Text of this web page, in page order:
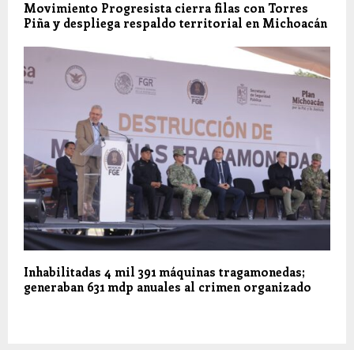
Movimiento Progresista cierra filas con Torres
Piña y despliega respaldo territorial en Michoacán
Inhabilitadas 4 mil 391 máquinas tragamonedas;
generaban 631 mdp anuales al crimen organizado